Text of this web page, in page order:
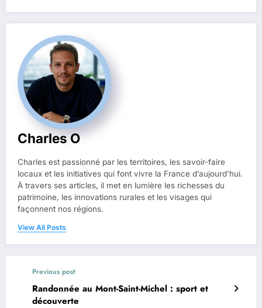
Charles O
Charles est passionné par les territoires, les savoir-faire
locaux et les initiatives qui font vivre la France d’aujourd’hui.
À travers ses articles, il met en lumière les richesses du
patrimoine, les innovations rurales et les visages qui
façonnent nos régions.
View All Posts
Previous post
Randonnée au Mont-Saint-Michel : sport et
découverte